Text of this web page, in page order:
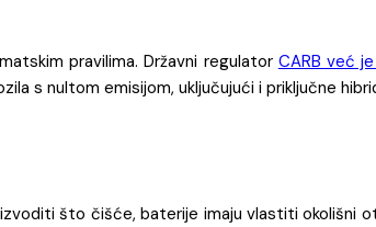
pravilima. Državni regulator CARB već
s nultom emisijom, uključujući i priključne
što čišće, baterije imaju vlastiti okolišni